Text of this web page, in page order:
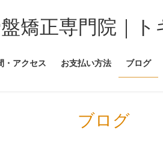
矯正専門院｜ト
・アクセス お支払い方法 ブログ
ブログ